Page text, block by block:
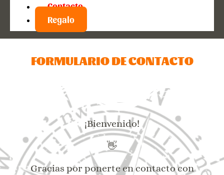
Contacto
Regalo
FORMULARIO DE CONTACTO
¡Bienvenido!
👋
Gracias por ponerte en contacto con